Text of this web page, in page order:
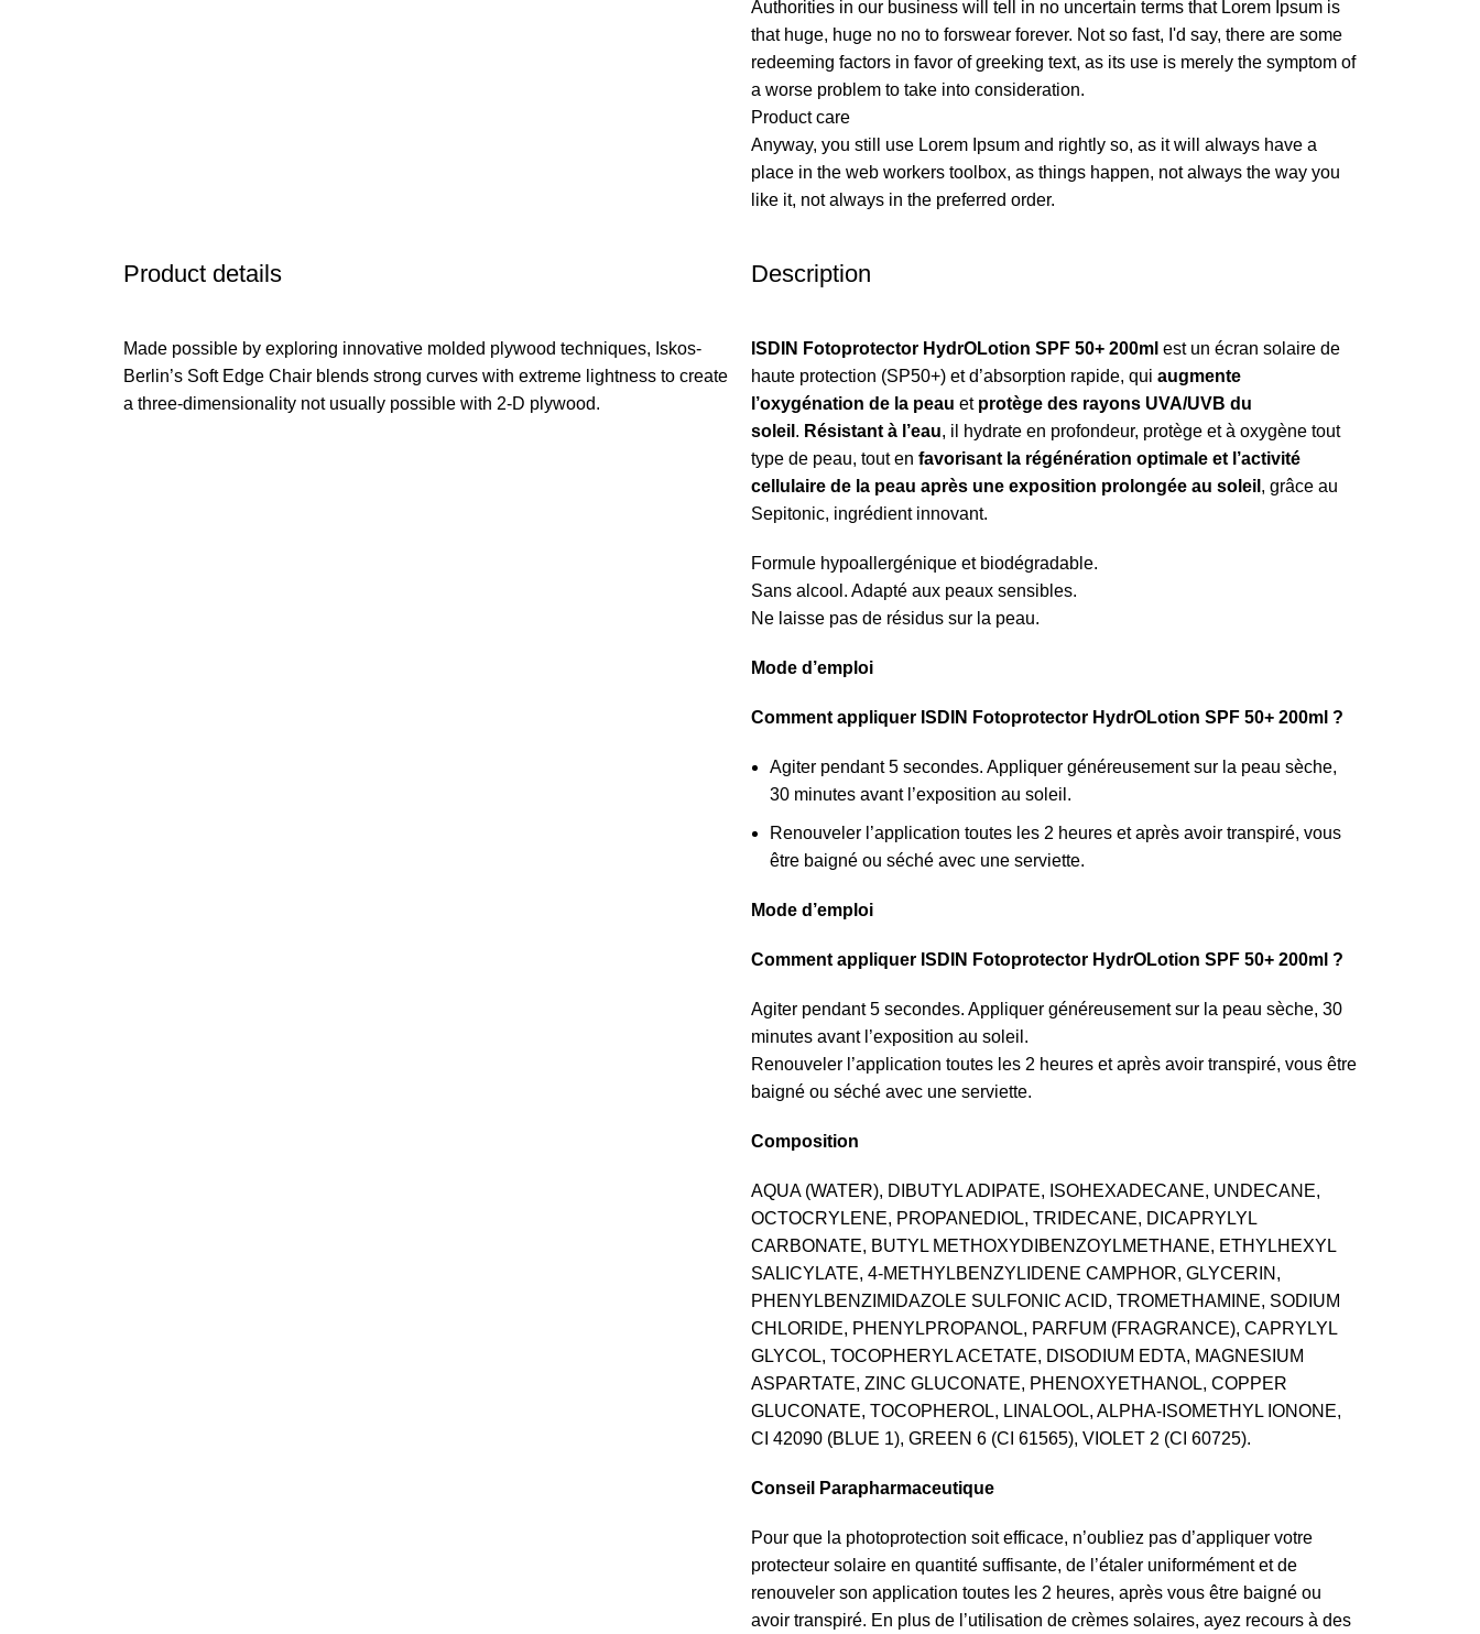
Authorities in our business will tell in no uncertain terms that Lorem Ipsum is
that huge, huge no no to forswear forever. Not so fast, I'd say, there are some
redeeming factors in favor of greeking text, as its use is merely the symptom of
a worse problem to take into consideration.
Product care
Anyway, you still use Lorem Ipsum and rightly so, as it will always have a
place in the web workers toolbox, as things happen, not always the way you
like it, not always in the preferred order.
Product details
Made possible by exploring innovative molded plywood techniques, Iskos-
Berlin’s Soft Edge Chair blends strong curves with extreme lightness to create
a three-dimensionality not usually possible with 2-D plywood.
Description
ISDIN Fotoprotector HydrOLotion SPF 50+ 200ml est un écran solaire de
haute protection (SP50+) et d’absorption rapide, qui augmente
l’oxygénation de la peau et protège des rayons UVA/UVB du
soleil . Résistant à l’eau, il hydrate en profondeur, protège et à oxygène tout
type de peau, tout en favorisant la régénération optimale et l’activité
cellulaire de la peau après une exposition prolongée au soleil , grâce au
Sepitonic, ingrédient innovant.
Formule hypoallergénique et biodégradable.
Sans alcool. Adapté aux peaux sensibles.
Ne laisse pas de résidus sur la peau.
Mode d’emploi
Comment appliquer ISDIN Fotoprotector HydrOLotion SPF 50+ 200ml ?
Agiter pendant 5 secondes. Appliquer généreusement sur la peau sèche,
30 minutes avant l’exposition au soleil.
Renouveler l’application toutes les 2 heures et après avoir transpiré, vous
être baigné ou séché avec une serviette.
Mode d’emploi
Comment appliquer ISDIN Fotoprotector HydrOLotion SPF 50+ 200ml ?
Agiter pendant 5 secondes. Appliquer généreusement sur la peau sèche, 30
minutes avant l’exposition au soleil.
Renouveler l’application toutes les 2 heures et après avoir transpiré, vous être
baigné ou séché avec une serviette.
Composition
AQUA (WATER), DIBUTYL ADIPATE, ISOHEXADECANE, UNDECANE,
OCTOCRYLENE, PROPANEDIOL, TRIDECANE, DICAPRYLYL
CARBONATE, BUTYL METHOXYDIBENZOYLMETHANE, ETHYLHEXYL
SALICYLATE, 4-METHYLBENZYLIDENE CAMPHOR, GLYCERIN,
PHENYLBENZIMIDAZOLE SULFONIC ACID, TROMETHAMINE, SODIUM
CHLORIDE, PHENYLPROPANOL, PARFUM (FRAGRANCE), CAPRYLYL
GLYCOL, TOCOPHERYL ACETATE, DISODIUM EDTA, MAGNESIUM
ASPARTATE, ZINC GLUCONATE, PHENOXYETHANOL, COPPER
GLUCONATE, TOCOPHEROL, LINALOOL, ALPHA-ISOMETHYL IONONE,
CI 42090 (BLUE 1), GREEN 6 (CI 61565), VIOLET 2 (CI 60725).
Conseil Parapharmaceutique
Pour que la photoprotection soit efficace, n’oubliez pas d’appliquer votre
protecteur solaire en quantité suffisante, de l’étaler uniformément et de
renouveler son application toutes les 2 heures, après vous être baigné ou
avoir transpiré. En plus de l’utilisation de crèmes solaires, ayez recours à des